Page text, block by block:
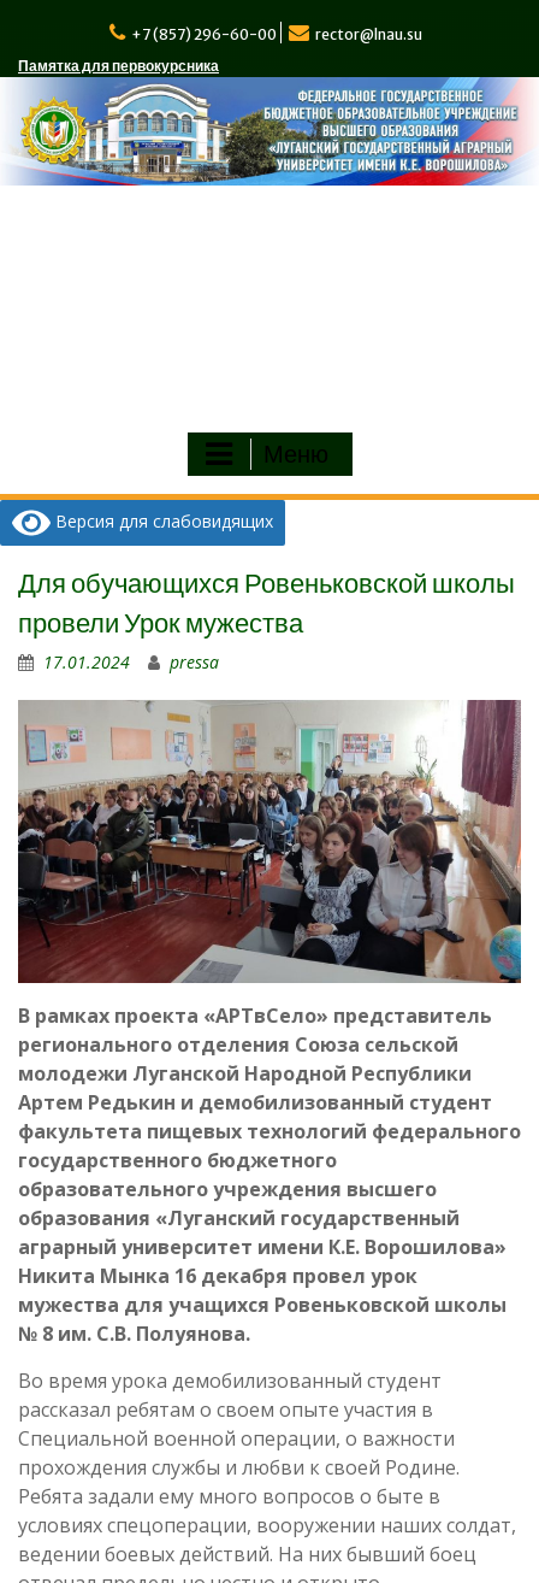
содержимому
+7 (857) 296-60-00
rector@lnau.su
Памятка для первокурсника
Меню
Версия для слабовидящих
Для обучающихся Ровеньковской школы
провели Урок мужества
17.01.2024 pressa
В рамках проекта «АРТвСело» представитель
регионального отделения Союза сельской
молодежи Луганской Народной Республики
Артем Редькин и демобилизованный студент
факультета пищевых технологий федерального
государственного бюджетного
образовательного учреждения высшего
образования «Луганский государственный
аграрный университет имени К.Е. Ворошилова»
Никита Мынка 16 декабря провел урок
мужества для учащихся Ровеньковской школы
№ 8 им. С.В. Полуянова.
Во время урока демобилизованный студент
рассказал ребятам о своем опыте участия в
Специальной военной операции, о важности
прохождения службы и любви к своей Родине.
Ребята задали ему много вопросов о быте в
условиях спецоперации, вооружении наших солдат,
ведении боевых действий. На них бывший боец